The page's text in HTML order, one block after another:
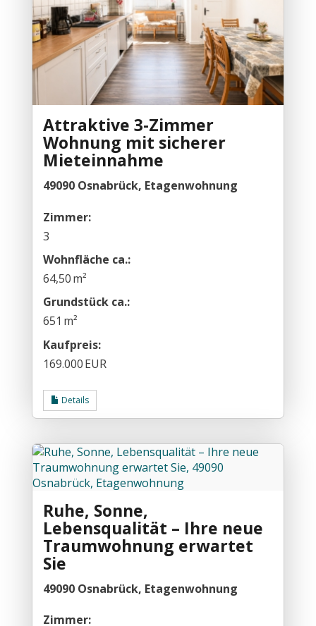
Attraktive 3-Zimmer
Wohnung mit sicherer
Mieteinnahme
49090 Osnabrück, Etagenwohnung
Zimmer:
3
Wohnfläche ca.:
64,50 m²
Grund­stück ca.:
651 m²
Kaufpreis:
169.000 EUR
Details
Ruhe, Sonne,
Lebensqualität – Ihre neue
Traumwohnung erwartet
Sie
49090 Osnabrück, Etagenwohnung
Zimmer: